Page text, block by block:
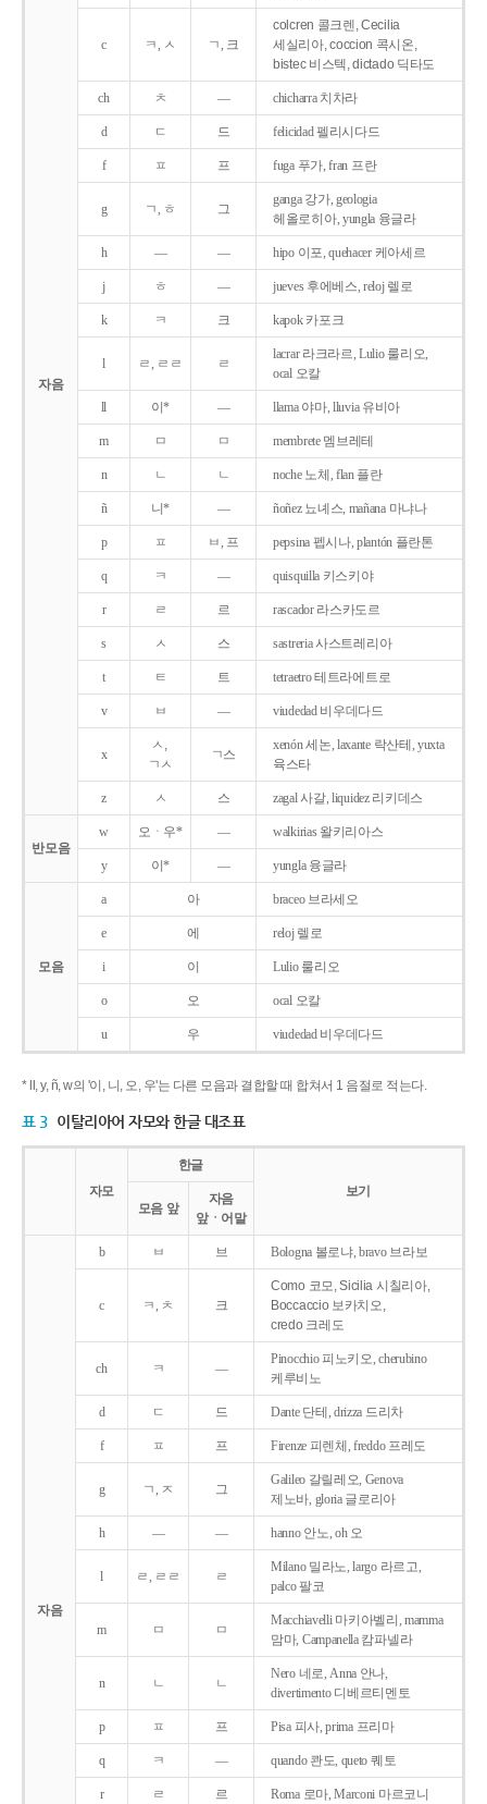
자음
c ㅋ, ㅅ ㄱ, 크
colcren 콜크렌, Cecilia
세실리아, coccion 콕시온,
bistec 비스텍, dictado 딕타도
ch ㅊ ― chicharra 치차라
d ㄷ 드 felicidad 펠리시다드
f ㅍ 프 fuga 푸가, fran 프란
g ㄱ, ㅎ 그
ganga 강가, geologia
헤올로히아, yungla 융글라
h ― ― hipo 이포, quehacer 케아세르
j ㅎ ― jueves 후에베스, reloj 렐로
k ㅋ 크 kapok 카포크
l ㄹ, ㄹㄹ ㄹ
lacrar 라크라르, Lulio 룰리오,
ocal 오칼
ll 이* ― llama 야마, lluvia 유비아
m ㅁ ㅁ membrete 멤브레테
n ㄴ ㄴ noche 노체, flan 플란
ñ 니* ― ñoñez 뇨녜스, mañana 마냐나
p ㅍ ㅂ, 프 pepsina 펩시나, plantón 플란톤
q ㅋ ― quisquilla 키스키야
r ㄹ 르 rascador 라스카도르
s ㅅ 스 sastreria 사스트레리아
t ㅌ 트 tetraetro 테트라에트로
v ㅂ ― viudedad 비우데다드
x
ㅅ,
ㄱㅅ
ㄱ스
xenón 세논, laxante 락산테, yuxta
육스타
z ㅅ 스 zagal 사갈, liquidez 리키데스
반모음
w 오ㆍ우* ― walkirias 왈키리아스
y 이* ― yungla 융글라
모음
a 아 braceo 브라세오
e 에 reloj 렐로
i 이 Lulio 룰리오
o 오 ocal 오칼
u 우 viudedad 비우데다드
* ll, y, ñ, w의 '이, 니, 오, 우'는 다른 모음과 결합할 때 합쳐서 1 음절로 적는다.
표 3 이탈리아어 자모와 한글 대조표
자모
한글
보기
모음 앞
자음
앞ㆍ어말
자음
b ㅂ 브 Bologna 볼로냐, bravo 브라보
c ㅋ, ㅊ 크
Como 코모, Sicilia 시칠리아,
Boccaccio 보카치오,
credo 크레도
ch ㅋ ―
Pinocchio 피노키오, cherubino
케루비노
d ㄷ 드 Dante 단테, drizza 드리차
f ㅍ 프 Firenze 피렌체, freddo 프레도
g ㄱ, ㅈ 그
Galileo 갈릴레오, Genova
제노바, gloria 글로리아
h ― ― hanno 안노, oh 오
l ㄹ, ㄹㄹ ㄹ
Milano 밀라노, largo 라르고,
palco 팔코
m ㅁ ㅁ
Macchiavelli 마키아벨리, mamma
맘마, Campanella 캄파넬라
n ㄴ ㄴ
Nero 네로, Anna 안나,
divertimento 디베르티멘토
p ㅍ 프 Pisa 피사, prima 프리마
q ㅋ ― quando 콴도, queto 퀘토
r ㄹ 르 Roma 로마, Marconi 마르코니